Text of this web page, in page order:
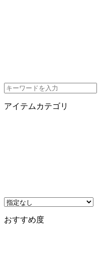
アイテムカテゴリ
おすすめ度